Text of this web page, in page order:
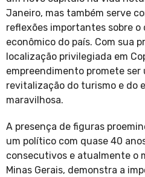
Janeiro, mas também serve
reflexões importantes sobre o
econômico do país. Com sua
localização privilegiada em
empreendimento promete ser
revitalização do turismo e do
maravilhosa.
A presença de figuras
um político com quase 40
consecutivos e atualmente o
Minas Gerais, demonstra a